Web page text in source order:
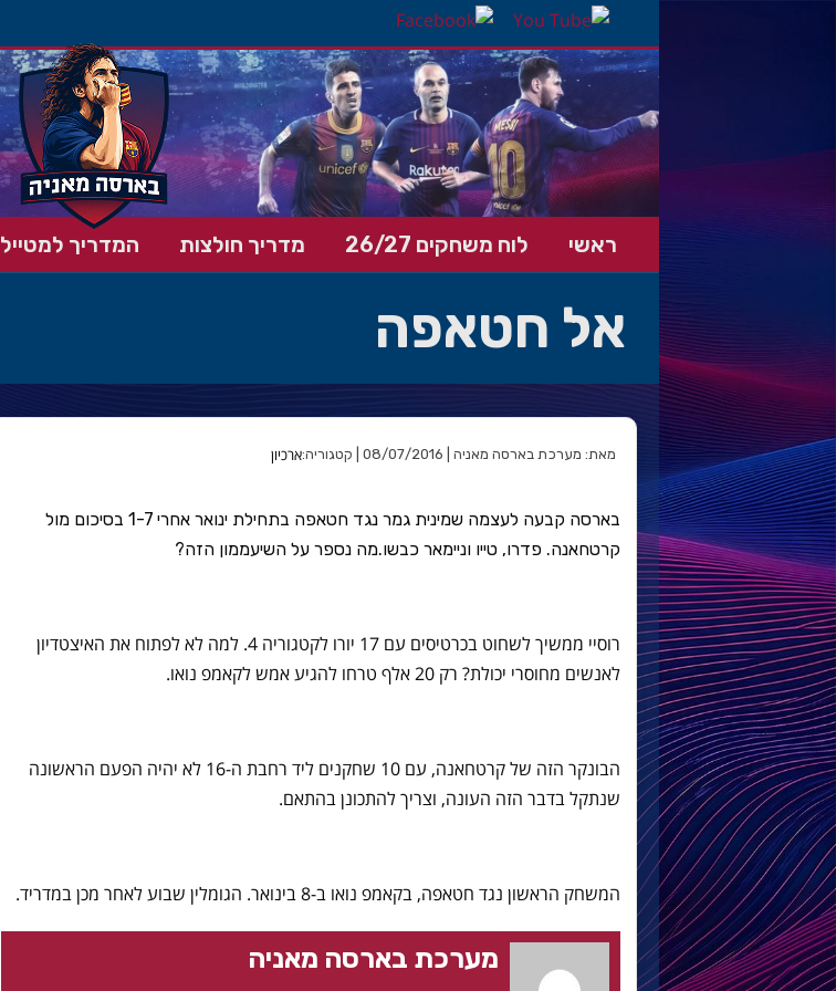
ראשי לוח משחקים 26/27 מדריך חולצות המדריך למטייל
אל חטאפה
מאת: מערכת בארסה מאניה | 08/07/2016 | קטגוריה: ארכיון
בארסה קבעה לעצמה שמינית גמר נגד חטאפה בתחילת ינואר אחרי 1-7 בסיכום מול
קרטחאנה. פדרו, טייו וניימאר כבשו.מה נספר על השיעממון הזה?
רוסיי ממשיך לשחוט בכרטיסים עם 17 יורו לקטגוריה 4. למה לא לפתוח את האיצטדיון
לאנשים מחוסרי יכולת? רק 20 אלף טרחו להגיע אמש לקאמפ נואו.
הבונקר הזה של קרטחאנה, עם 10 שחקנים ליד רחבת ה-16 לא יהיה הפעם הראשונה
שנתקל בדבר הזה העונה, וצריך להתכונן בהתאם.
המשחק הראשון נגד חטאפה, בקאמפ נואו ב-8 בינואר. הגומלין שבוע לאחר מכן במדריד.
מערכת בארסה מאניה